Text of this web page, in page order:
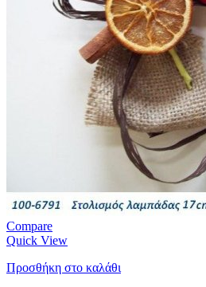
Compare
Quick View
Προσθήκη στο καλάθι